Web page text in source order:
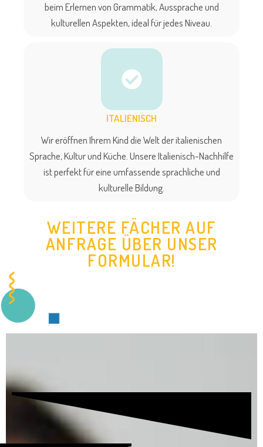
beim Erlernen von Grammatik, Aussprache und
kulturellen Aspekten, ideal für jedes Niveau.
ITALIENISCH
Wir eröffnen Ihrem Kind die Welt der italienischen
Sprache, Kultur und Küche. Unsere Italienisch-Nachhilfe
ist perfekt für eine umfassende sprachliche und
kulturelle Bildung.
WEITERE FÄCHER AUF
ANFRAGE ÜBER UNSER
FORMULAR!